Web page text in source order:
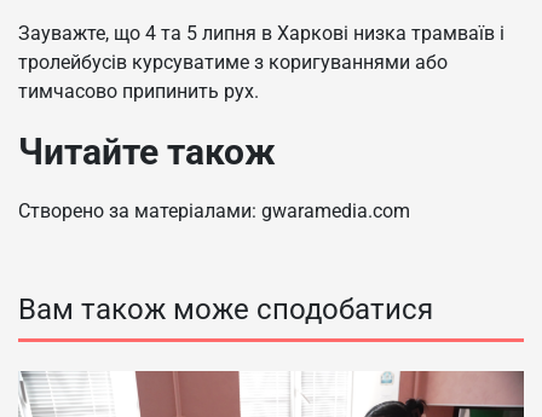
Зауважте, що 4 та 5 липня в Харкові низка трамваїв і
тролейбусів курсуватиме з коригуваннями або
тимчасово припинить рух.
Читайте також
Створено за матеріалами: gwaramedia.com
Вам також може сподобатися